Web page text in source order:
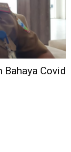
Bahaya Covid